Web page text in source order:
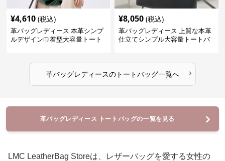
¥4,610 (税込)
革バッグレディース 本革シンプ
ルデザイン巾着型大容量トート
¥8,050 (税込)
革バッグレディース 上質な本革
仕立てシンプル大容量トートバ
革バッグレディースのトートバッグ一覧へ ›
革バッグレディース トートバッグの一覧を見る
LMC LeatherBag Storeは、レザーバッグを愛する女性の